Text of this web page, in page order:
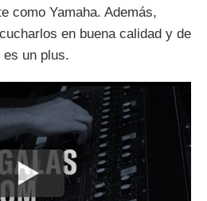
como Yamaha. Además,
en buena calidad y de
es un plus.